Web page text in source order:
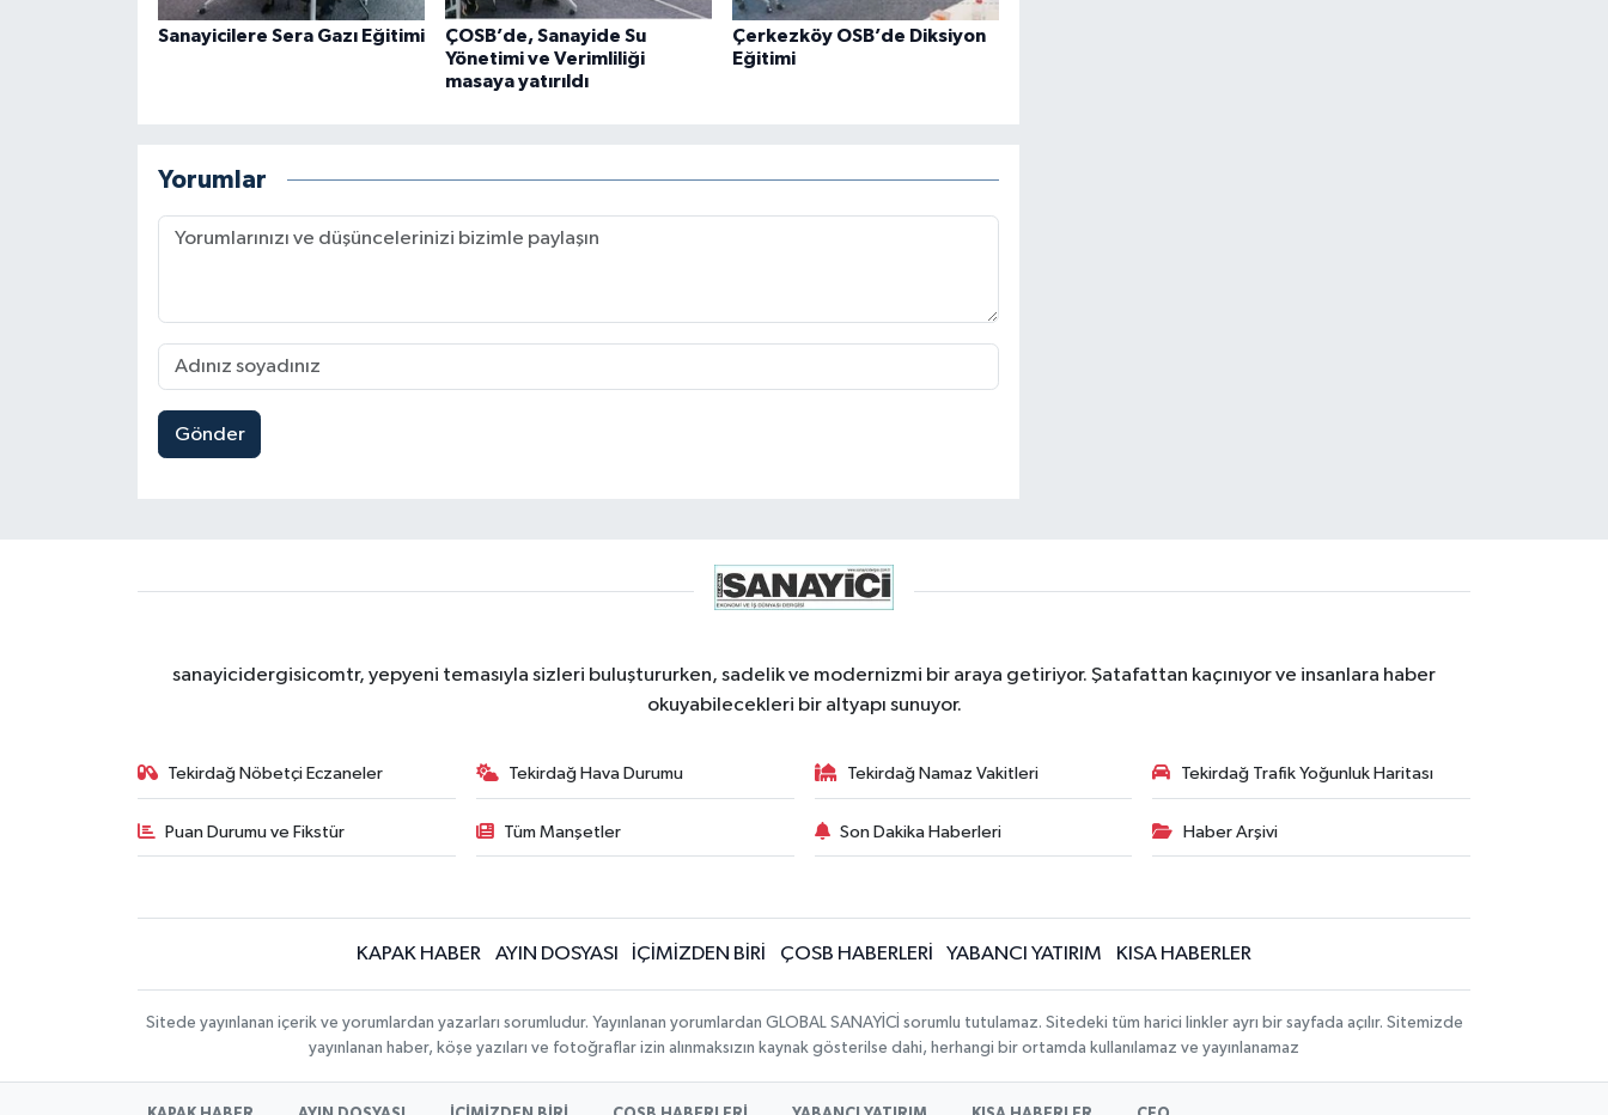
Sanayicilere Sera Gazı Eğitimi
ÇOSB’de, Sanayide Su
Yönetimi ve Verimliliği
masaya yatırıldı
Çerkezköy OSB’de Diksiyon
Eğitimi
Yorumlar
Gönder
sanayicidergisicomtr, yepyeni temasıyla sizleri buluştururken, sadelik ve modernizmi bir araya getiriyor. Şatafattan kaçınıyor ve insanlara haber
okuyabilecekleri bir altyapı sunuyor.
Tekirdağ Nöbetçi Eczaneler Tekirdağ Hava Durumu Tekirdağ Namaz Vakitleri Tekirdağ Trafik Yoğunluk Haritası
Puan Durumu ve Fikstür Tüm Manşetler Son Dakika Haberleri Haber Arşivi
KAPAK HABER AYIN DOSYASI İÇİMİZDEN BİRİ ÇOSB HABERLERİ YABANCI YATIRIM KISA HABERLER
Sitede yayınlanan içerik ve yorumlardan yazarları sorumludur. Yayınlanan yorumlardan GLOBAL SANAYİCİ sorumlu tutulamaz. Sitedeki tüm harici linkler ayrı bir sayfada açılır. Sitemizde
yayınlanan haber, köşe yazıları ve fotoğraflar izin alınmaksızın kaynak gösterilse dahi, herhangi bir ortamda kullanılamaz ve yayınlanamaz